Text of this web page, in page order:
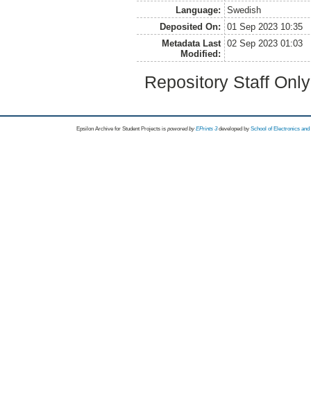
Language:
Swedish
Deposited On:
01 Sep 2023 10:35
Metadata Last
Modified:
02 Sep 2023 01:03
Repository Staff
Epsilon Archive for Student Projects is powored byEPrints 3 developed by School of Electronics